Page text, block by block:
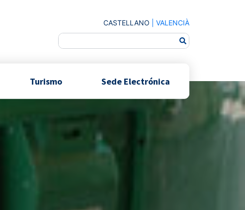
CASTELLANO VALENCIÀ
Turismo Sede Electrónica